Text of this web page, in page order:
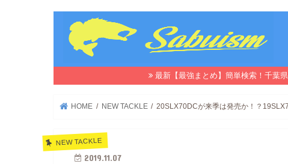
最新【最強まとめ】簡単検索！千葉
HOME NEW TACKLE 20SLX70DCが来季は発売か！？
NEW TACKLE
2019.11.07